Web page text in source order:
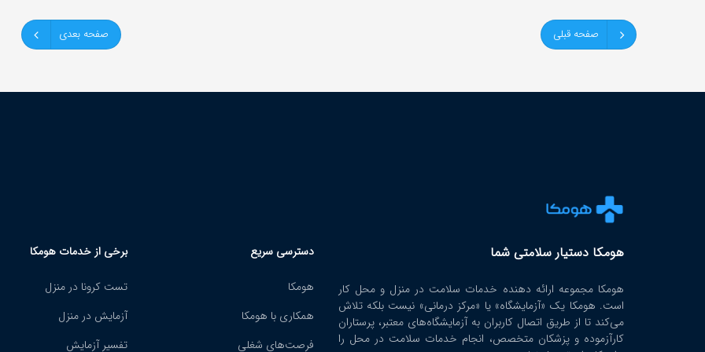
صفحه قبلی صفحه بعدی
هومکا دستیار سلامتی شما
هومکا مجموعه ارائه‌ دهنده خدمات سلامت در منزل و محل کار
است. هومکا یک «آزمایشگاه» یا «مرکز درمانی» نیست بلکه تلاش
می‌کند تا از طریق اتصال کاربران به آزمایشگاه‌های معتبر، پرستاران
کارآزموده و پزشکان متخصص، انجام خدمات سلامت در محل را
دسترسی سریع
هومکا
همکاری با هومکا
فرصت‌های شغلی
برخی از خدمات هومکا
تست کرونا در منزل
آزمایش در منزل
تفسیر آزمایشهومکا دارای نماد